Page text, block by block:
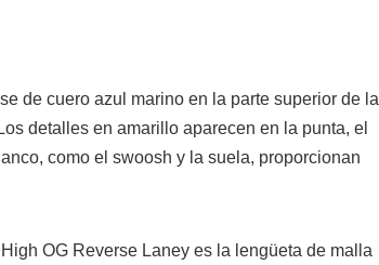
de cuero azul marino en la parte superior de la
detalles en amarillo aparecen en la punta, el
como el swoosh y la suela, proporcionan
OG Reverse Laney es la lengüeta de malla